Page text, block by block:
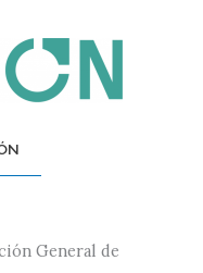
General de